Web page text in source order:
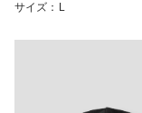
サイズ：L